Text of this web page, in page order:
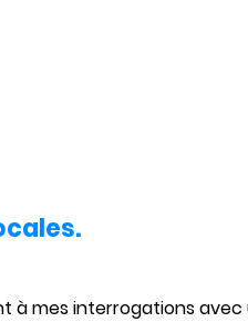
à mes interrogations avec